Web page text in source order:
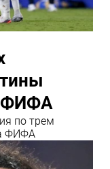
ФИФА
по трем
ФИФА